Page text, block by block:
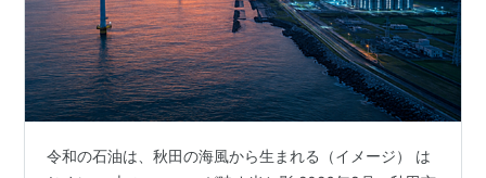
令和の石油は、秋田の海風から生まれる（イメージ） は